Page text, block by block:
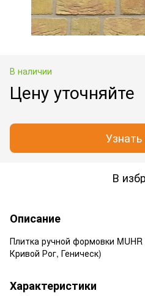
В наличии
Цену уточняйте
Узнать
В
Описание
Плитка ручной формовки
Кривой Рог, Геническ)
Характеристики